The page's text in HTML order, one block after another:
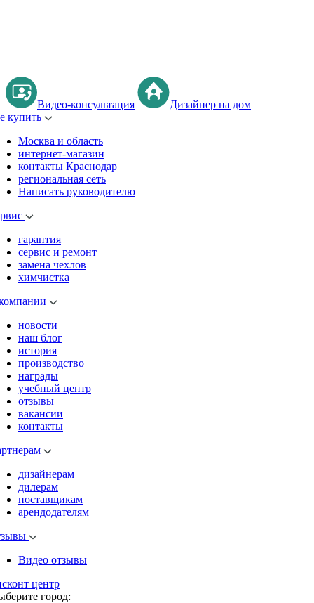
Видео-консультация
Дизайнер на дом
купить
Москва и область
интернет-магазин
контакты Краснодар
региональная сеть
Написать руководителю
гарантия
сервис и ремонт
замена чехлов
химчистка
новости
наш блог
история
производство
награды
учебный центр
отзывы
вакансии
контакты
дизайнерам
дилерам
поставщикам
арендодателям
Видео отзывы
центр
город: